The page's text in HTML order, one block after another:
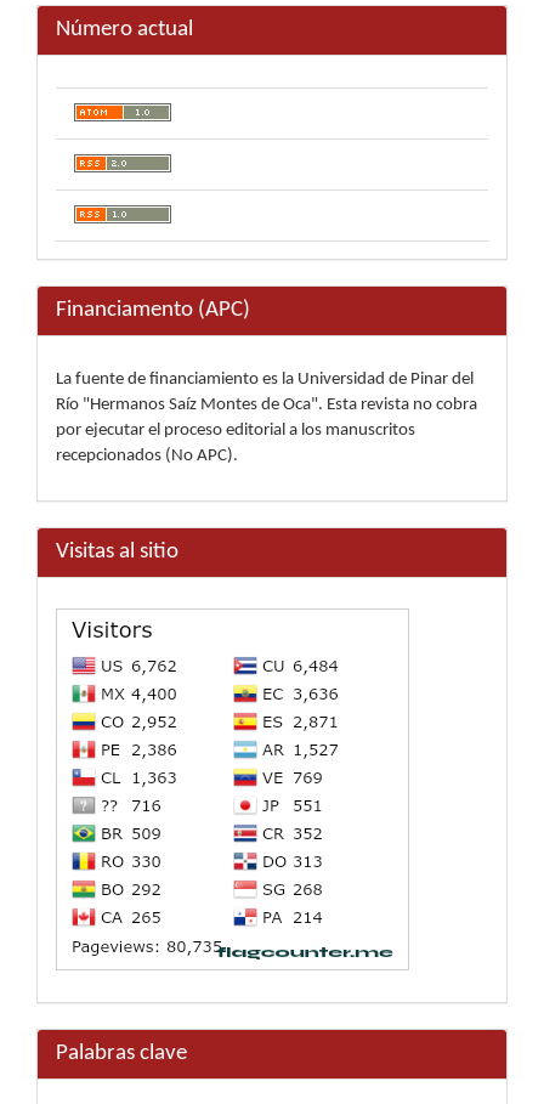
Número actual
Financiamento (APC)
La fuente de financiamiento es la Universidad de Pinar del
Río "Hermanos Saíz Montes de Oca". Esta revista no cobra
por ejecutar el proceso editorial a los manuscritos
recepcionados (No APC).
Visitas al sitio
Palabras clave